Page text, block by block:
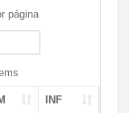
página
INF